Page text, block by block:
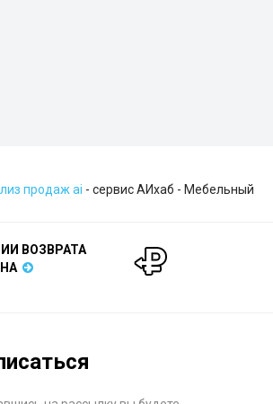
продаж ai - сервис АИхаб - Мебельный
ВОЗВРАТА